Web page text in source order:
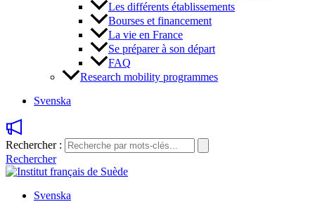
Les différents établissements
Bourses et financement
La vie en France
Se préparer à son départ
FAQ
Research mobility programmes
Svenska
Rechercher :
Rechercher
Svenska